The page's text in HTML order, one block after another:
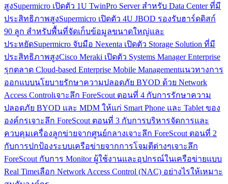
สูงSupermicro เปิดตัว 1U TwinPro Server สำหรับ Data Center ที่มี
ประสิทธิภาพสูงSupermicro เปิดตัว 4U JBOD รองรับฮาร์ดดิสก์
90 ลูก สำหรับพื้นที่จัดเก็บข้อมูลขนาดใหญ่และ
ประหยัดSupermicro จับมือ Nexenta เปิดตัว Storage Solution ที่มี
ประสิทธิภาพสูงCisco Meraki เปิดตัว Systems Manager Enterprise
รุกตลาด Cloud-based Enterprise Mobile Managementแนวทางการ
ออกแบบนโยบายรักษาความปลอดภัย BYOD ด้วย Network
Access Controlเจาะลึก ForeScout ตอนที่ 4 กับการรักษาความ
ปลอดภัย BYOD และ MDM ให้แก่ Smart Phone และ Tablet ของ
องค์กรเจาะลึก ForeScout ตอนที่ 3 กับการบริหารจัดการและ
ควบคุมเครื่องลูกข่ายจากศูนย์กลางเจาะลึก ForeScout ตอนที่ 2
กับการปกป้องระบบเครือข่ายจากการโจมตีต่างๆเจาะลึก
ForeScout กับการ Monitor ผู้ใช้งานและอุปกรณ์ในเครือข่ายแบบ
Real Timeเลือก Network Access Control (NAC) อย่างไรให้เหมาะ